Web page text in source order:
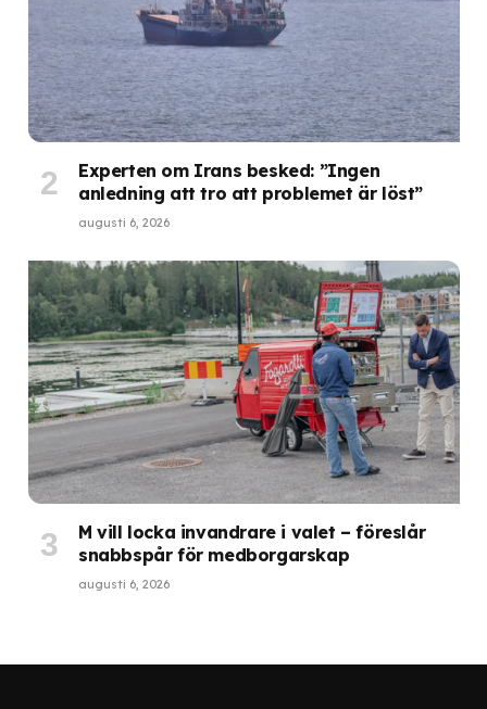
Experten om Irans besked: ”Ingen
anledning att tro att problemet är löst”
augusti 6, 2026
M vill locka invandrare i valet – föreslår
snabbspår för medborgarskap
augusti 6, 2026